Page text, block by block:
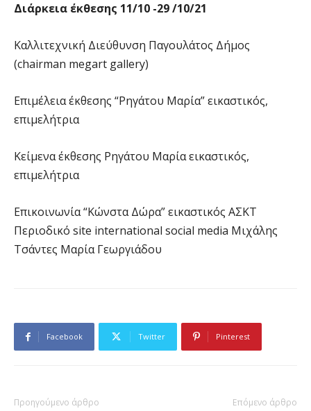
Διάρκεια έκθεσης 11/10 -29 /10/21
Καλλιτεχνική Διεύθυνση Παγουλάτος Δήμος
(chairman megart gallery)
Επιμέλεια έκθεσης “Ρηγάτου Μαρία” εικαστικός,
επιμελήτρια
Κείμενα έκθεσης Ρηγάτου Μαρία εικαστικός,
επιμελήτρια
Επικοινωνία “Κώνστα Δώρα” εικαστικός ΑΣΚΤ
Περιοδικό site international social media Μιχάλης
Τσάντες Μαρία Γεωργιάδου
Facebook Twitter Pinterest
Προηγούμενο άρθρο Επόμενο άρθρο